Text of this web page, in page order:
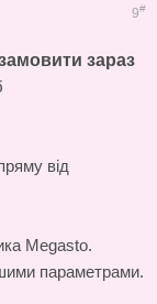
9#
зараз
від
Megasto.
параметрами.